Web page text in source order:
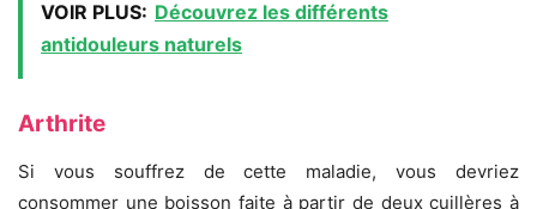
VOIR PLUS: Découvrez les différents
antidouleurs naturels
Arthrite
Si vous souffrez de cette maladie, vous devriez
consommer une boisson faite à partir de deux cuillères à